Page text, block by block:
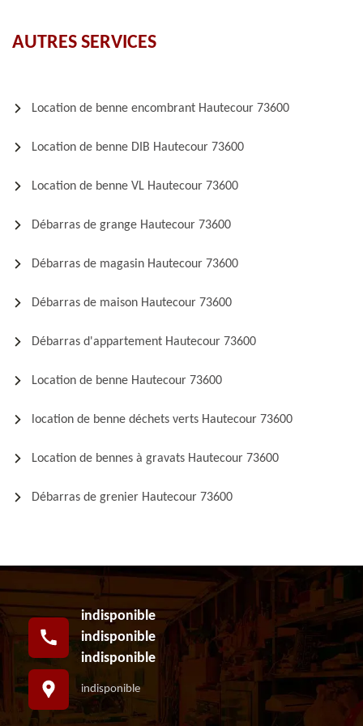
AUTRES SERVICES
Location de benne encombrant Hautecour 73600
Location de benne DIB Hautecour 73600
Location de benne VL Hautecour 73600
Débarras de grange Hautecour 73600
Débarras de magasin Hautecour 73600
Débarras de maison Hautecour 73600
Débarras d'appartement Hautecour 73600
Location de benne Hautecour 73600
location de benne déchets verts Hautecour 73600
Location de bennes à gravats Hautecour 73600
Débarras de grenier Hautecour 73600
indisponible
indisponible
indisponible
indisponible